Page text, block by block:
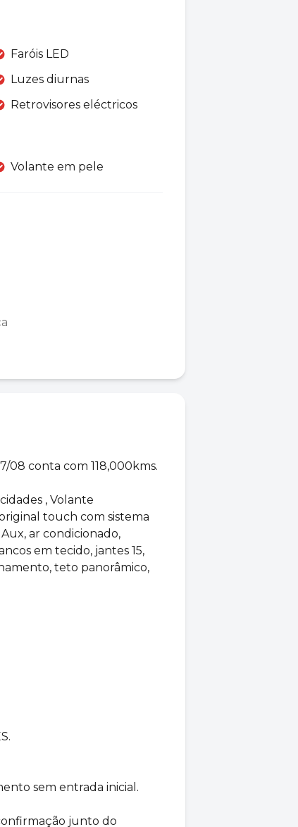
Faróis LED
Luzes diurnas
Retrovisores eléctricos
Volante em pele
08 conta com 118,000kms.
, Volante
touch com sistema
ar condicionado,
em tecido, jantes 15,
teto panorâmico,
sem entrada inicial.
junto do